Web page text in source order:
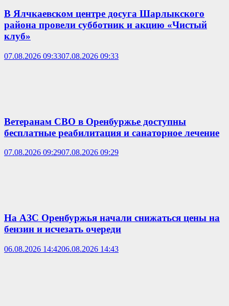
В Ялчкаевском центре досуга Шарлыкского
района провели субботник и акцию «Чистый
клуб»
07.08.2026 09:3307.08.2026 09:33
Ветеранам СВО в Оренбуржье доступны
бесплатные реабилитация и санаторное лечение
07.08.2026 09:2907.08.2026 09:29
На АЗС Оренбуржья начали снижаться цены на
бензин и исчезать очереди
06.08.2026 14:4206.08.2026 14:43